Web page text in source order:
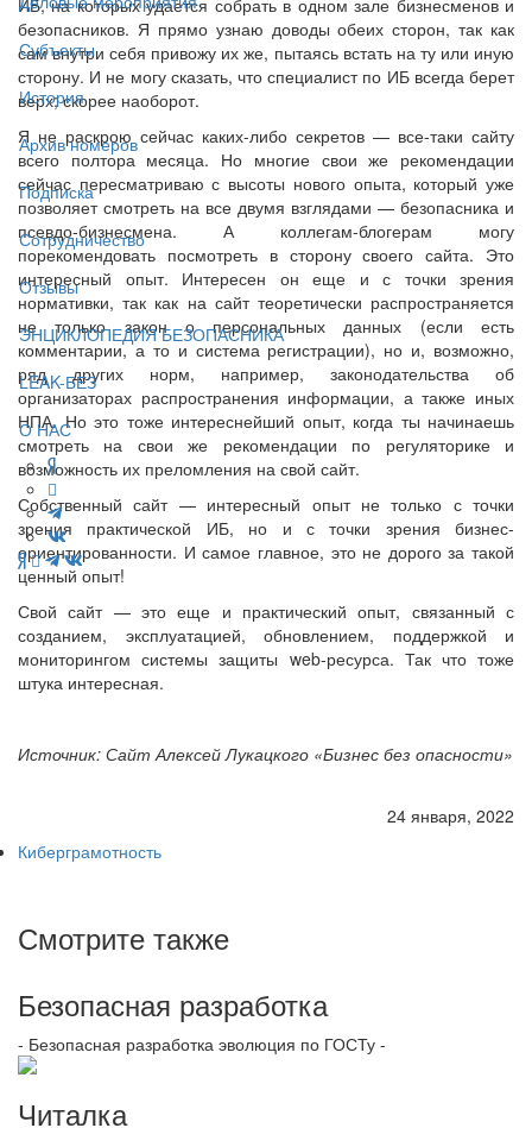
Субъекты
История
Архив номеров
Подписка
Сотрудничество
Отзывы
ЭНЦИКЛОПЕДИЯ БЕЗОПАСНИКА
LEAK-БЕЗ
О НАС
безопасников. Я прямо узнаю доводы обеих сторон, так как
сам внутри себя привожу их же, пытаясь встать на ту или иную
сторону. И не могу сказать, что специалист по ИБ всегда берет
верх; скорее наоборот.
Я не раскрою сейчас каких-либо секретов — все-таки сайту
всего полтора месяца. Но многие свои же рекомендации
сейчас пересматриваю с высоты нового опыта, который уже
позволяет смотреть на все двумя взглядами — безопасника и
псевдо-бизнесмена. А коллегам-блогерам могу
порекомендовать посмотреть в сторону своего сайта. Это
интересный опыт. Интересен он еще и с точки зрения
нормативки, так как на сайт теоретически распространяется
не только закон о персональных данных (если есть
комментарии, а то и система регистрации), но и, возможно,
ряд других норм, например, законодательства об
организаторах распространения информации, а также иных
НПА. Но это тоже интереснейший опыт, когда ты начинаешь
смотреть на свои же рекомендации по регуляторике и
возможность их преломления на свой сайт.
Собственный сайт — интересный опыт не только с точки
зрения практической ИБ, но и с точки зрения бизнес-
ориентированности. И самое главное, это не дорого за такой
ценный опыт!
Свой сайт — это еще и практический опыт, связанный с
созданием, эксплуатацией, обновлением, поддержкой и
мониторингом системы защиты web-ресурса. Так что тоже
штука интересная.
Источник: Сайт Алексей Лукацкого «Бизнес без опасности»
24 января, 2022
Киберграмотность
Смотрите также
Безопасная разработка
- Безопасная разработка эволюция по ГОСТу -
Читалка